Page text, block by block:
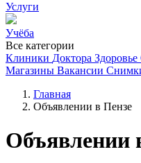
Услуги
Учёба
Все категории
Клиники Доктора Здоровье
Магазины Вакансии
Главная
Объявлении в Пензе
Объявлении